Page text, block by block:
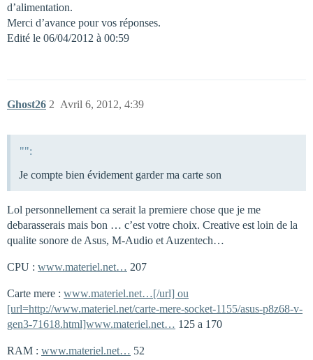
d’alimentation.
Merci d’avance pour vos réponses.
Edité le 06/04/2012 à 00:59
Ghost26 Avril 6, 2012, 4:39
2
"":
Je compte bien évidement garder ma carte son
Lol personnellement ca serait la premiere chose que je me
debarasserais mais bon … c’est votre choix. Creative est loin de la
qualite sonore de Asus, M-Audio et Auzentech…
CPU : www.materiel.net… 207
Carte mere : www.materiel.net…[/url] ou
[url=http://www.materiel.net/carte-mere-socket-1155/asus-p8z68-v-
gen3-71618.html]www.materiel.net… 125 a 170
RAM : www.materiel.net… 52